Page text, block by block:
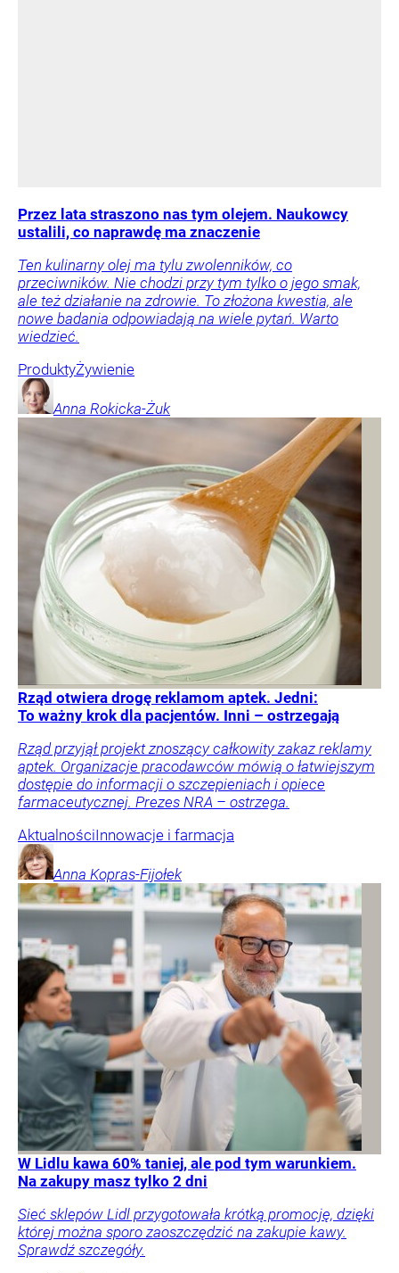
Przez lata straszono nas tym olejem. Naukowcy
ustalili, co naprawdę ma znaczenie
Ten kulinarny olej ma tylu zwolenników, co
przeciwników. Nie chodzi przy tym tylko o jego smak,
ale też działanie na zdrowie. To złożona kwestia, ale
nowe badania odpowiadają na wiele pytań. Warto
wiedzieć.
ProduktyŻywienie
Anna Rokicka-Żuk
Rząd otwiera drogę reklamom aptek. Jedni:
To ważny krok dla pacjentów. Inni – ostrzegają
Rząd przyjął projekt znoszący całkowity zakaz reklamy
aptek. Organizacje pracodawców mówią o łatwiejszym
dostępie do informacji o szczepieniach i opiece
farmaceutycznej. Prezes NRA – ostrzega.
AktualnościInnowacje i farmacja
Anna Kopras-Fijołek
W Lidlu kawa 60% taniej, ale pod tym warunkiem.
Na zakupy masz tylko 2 dni
Sieć sklepów Lidl przygotowała krótką promocję, dzięki
której można sporo zaoszczędzić na zakupie kawy.
Sprawdź szczegóły.